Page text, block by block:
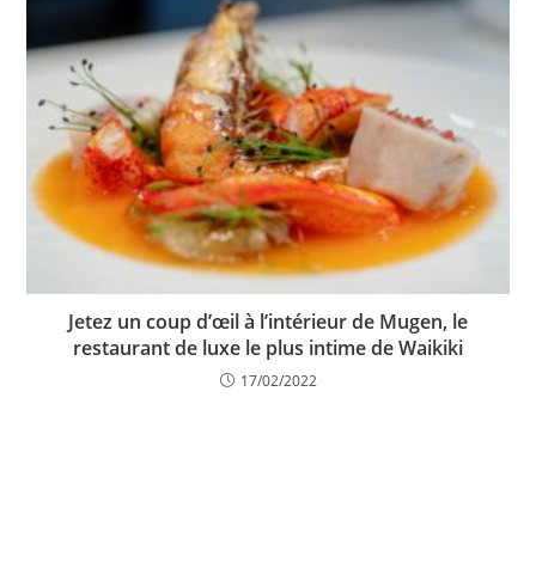
Jetez un coup d’œil à l’intérieur de Mugen, le
restaurant de luxe le plus intime de Waikiki
17/02/2022